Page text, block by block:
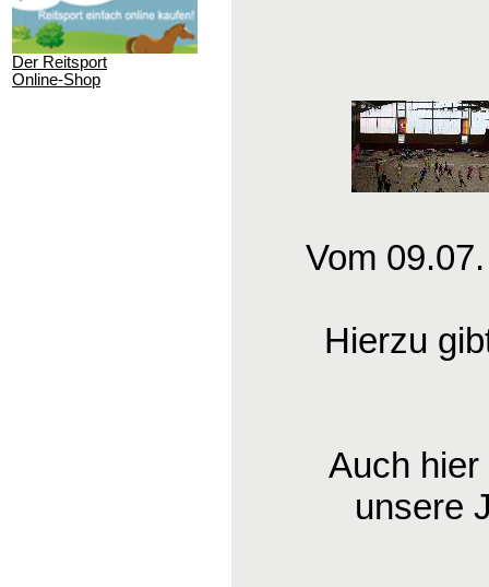
Der Reitsport
Online-Shop
Vom
Hierzu
Auch
unsere